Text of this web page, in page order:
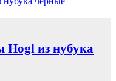
Hogl из нубука